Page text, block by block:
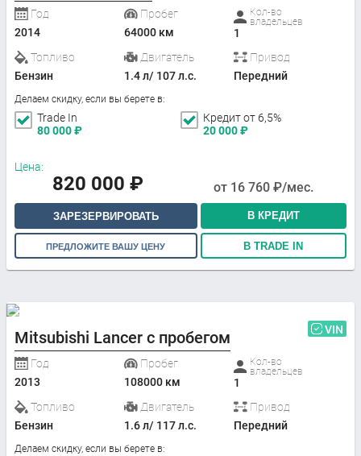
Год
2014
Пробег
64000 км
Кол-во
владельцев
1
Топливо
Бензин
Двигатель
1.4 л/ 107 л.с.
Привод
Передний
Делаем скидку, если вы берете в:
Trade In
80 000₽
Кредит от 6,5%
20 000₽
Цена:
820 000 ₽ от 16 760 ₽/мес.
ЗАРЕЗЕРВИРОВАТЬ В КРЕДИТ
ПРЕДЛОЖИТЕ ВАШУ ЦЕНУ В TRADE IN
Mitsubishi Lancer с пробегом VIN
Год
2013
Пробег
108000 км
Кол-во
владельцев
1
Топливо
Бензин
Двигатель
1.6 л/ 117 л.с.
Привод
Передний
Делаем скидку, если вы берете в: